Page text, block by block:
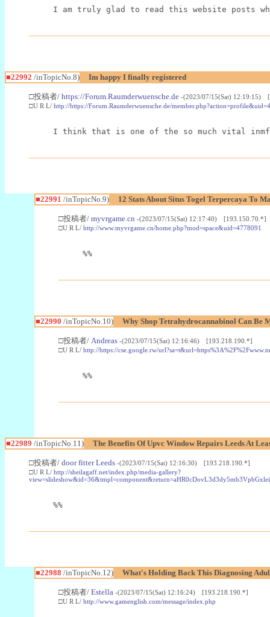
I am truly glad to read this website posts
■22992 /inTopicNo.8) Im happy I finally registered
□投稿者/ https://Forum.Raumderwuensche.de -(2023/07/15(Sat) 12:19:15)
□U R L/ http://https://Forum.Raumderwuensche.de/
I think that is one of the so much vital
■22991 /inTopicNo.9) 12 Stats About Situs Togel Terpercaya To
□投稿者/ myvrgame.cn -(2023/07/15(Sat) 12:17:40) [193.150.70.*]
□U R L/ http://www.myvrgame.cn/home.php?mod=space&uid=4778091
%%
■22990 /inTopicNo.10) Why Shop Tetrahydrocannabinol Can Be
□投稿者/ Andreas -(2023/07/15(Sat) 12:16:46) [193.218.190.*]
□U R L/ http://https://cse.google.rw/
%%
■22989 /inTopicNo.11) The Benefits Of Upvc Window Repairs Leeds At
□投稿者/ door fitter Leeds -(2023/07/15(Sat) 12:16:30) [193.218.190.*]
□U R L/ http://sheilagaff.net/index.php/media-gallery?
%%
■22988 /inTopicNo.12) What's Holding Back This Diagnosing
□投稿者/ Estella -(2023/07/15(Sat) 12:16:24) [193.218.190.*]
□U R L/ http://www.gamenglish.com/message/index.php